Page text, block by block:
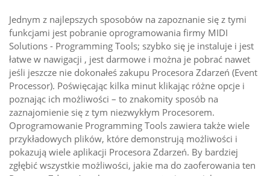
Jednym z najlepszych sposobów na zapoznanie się z tymi
funkcjami jest pobranie oprogramowania firmy MIDI
Solutions - Programming Tools; szybko się je instaluje i jest
łatwe w nawigacji , jest darmowe i można je pobrać nawet
jeśli jeszcze nie dokonałeś zakupu Procesora Zdarzeń (Event
Processor). Poświęcając kilka minut klikając różne opcje i
poznając ich możliwości – to znakomity sposób na
zaznajomienie się z tym niezwykłym Procesorem.
Oprogramowanie Programming Tools zawiera także wiele
przykładowych plików, które demonstrują możliwości i
pokazują wiele aplikacji Procesora Zdarzeń. By bardziej
zgłębić wszystkie możliwości, jakie ma do zaoferowania ten